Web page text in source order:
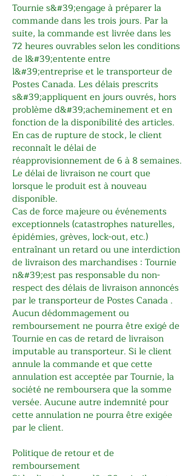
Tournie s&#39;engage à préparer la
commande dans les trois jours. Par la
suite, la commande est livrée dans les
72 heures ouvrables selon les conditions
de l&#39;entente entre
l&#39;entreprise et le transporteur de
Postes Canada. Les délais prescrits
s&#39;appliquent en jours ouvrés, hors
problème d&#39;acheminement et en
fonction de la disponibilité des articles.
En cas de rupture de stock, le client
reconnaît le délai de
réapprovisionnement de 6 à 8 semaines.
Le délai de livraison ne court que
lorsque le produit est à nouveau
disponible.
Cas de force majeure ou événements
exceptionnels (catastrophes naturelles,
épidémies, grèves, lock-out, etc.)
entraînant un retard ou une interdiction
de livraison des marchandises : Tournie
n&#39;est pas responsable du non-
respect des délais de livraison annoncés
par le transporteur de Postes Canada .
Aucun dédommagement ou
remboursement ne pourra être exigé de
Tournie en cas de retard de livraison
imputable au transporteur. Si le client
annule la commande et que cette
annulation est acceptée par Tournie, la
société ne remboursera que la somme
versée. Aucune autre indemnité pour
cette annulation ne pourra être exigée
par le client.
Politique de retour et de
remboursement